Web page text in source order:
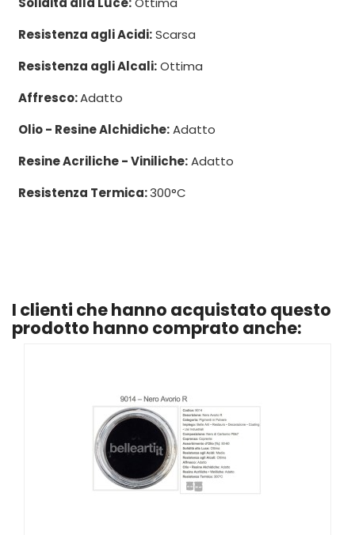
Resistenza agli Acidi:Scarsa
Resistenza agli Alcali:Ottima
Affresco:Adatto
Olio - Resine Alchidiche:Adatto
Resine Acriliche - Viniliche:Adatto
Resistenza Termica:300°C
I clienti che hanno acquistato questo
prodotto hanno comprato anche: